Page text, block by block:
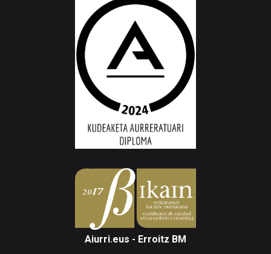
Aiurri.eus - Erroitz BM